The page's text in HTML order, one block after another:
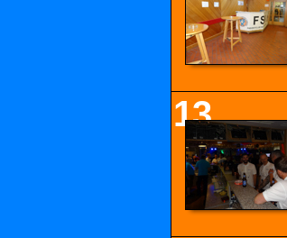
13